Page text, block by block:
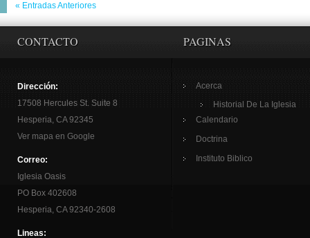
« Entradas Anteriores
CONTACTO
Dirección:
17508 Hercules St. Suite 8
Hesperia, CA 92345
Ver mapa en Google
Correo:
Iglesia Oasis
PO Box 402608
Hesperia, CA 92340-2608
Lineas:
PAGINAS
Acerca
Historial De La Iglesia
Calendario
Doctrina
Instituto Biblico